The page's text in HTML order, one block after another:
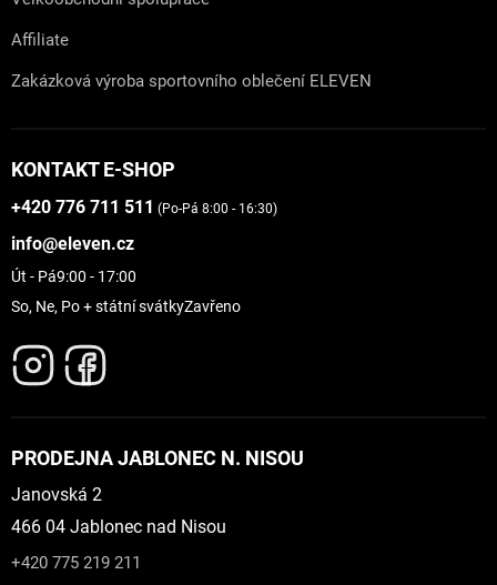
Affiliate
Zakázková výroba sportovního oblečení ELEVEN
KONTAKT E-SHOP
+420 776 711 511 (Po-Pá 8:00 - 16:30)
info@eleven.cz
Út - Pá9:00 - 17:00
So, Ne, Po + státní svátkyZavřeno
PRODEJNA JABLONEC N. NISOU
Janovská 2
466 04 Jablonec nad Nisou
+420 775 219 211